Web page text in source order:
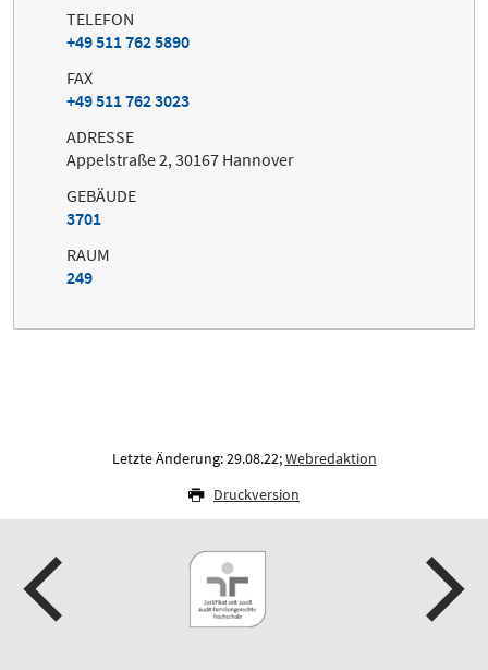
TELEFON
+49 511 762 5890
FAX
+49 511 762 3023
ADRESSE
Appelstraße 2, 30167 Hannover
GEBÄUDE
3701
RAUM
249
Letzte Änderung: 29.08.22;Webredaktion
Druckversion